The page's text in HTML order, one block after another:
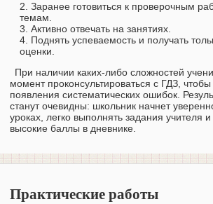
Заранее готовиться к проверочным
темам.
Активно отвечать на занятиях.
Поднять успеваемость и получать
оценки.
При наличии каких-либо сложностей
момент проконсультироваться с ГДЗ,
появления систематических ошибок.
станут очевидны: школьник начнет
уроках, легко выполнять задания учителя
высокие баллы в дневнике.
Практические работы